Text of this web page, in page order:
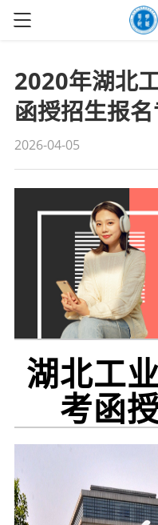
2020年湖北
函授招生报
2026-04-05
湖北工
考函